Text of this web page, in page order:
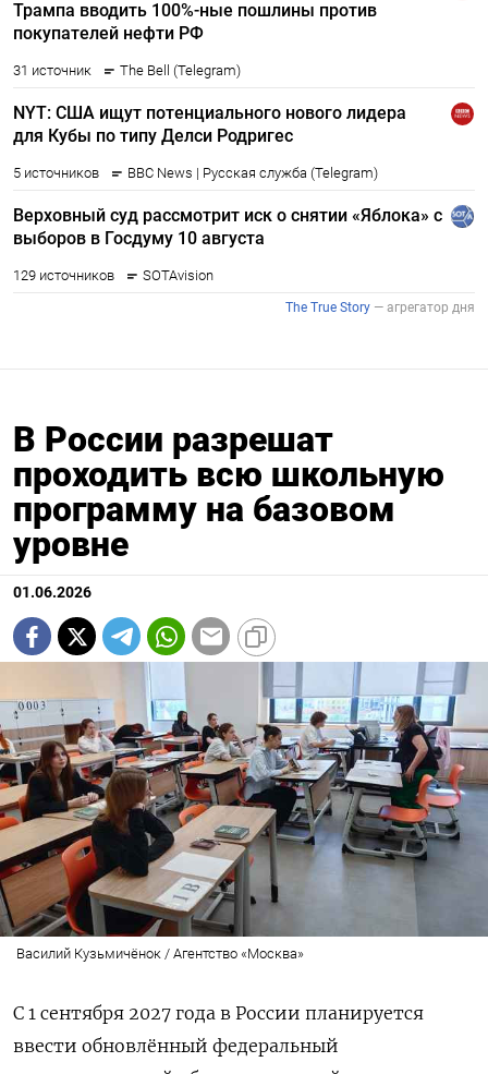
В России разрешат
проходить всю школьную
программу на базовом
уровне
01.06.2026
Василий Кузьмичёнок / Агентство «Москва»
С 1 сентября 2027 года в России планируется
ввести обновлённый федеральный